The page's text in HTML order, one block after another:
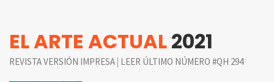
EL ARTE ACTUAL2021
REVISTA VERSIÓN IMPRESA | LEER ÚLTIMO NÚMERO #QH 294